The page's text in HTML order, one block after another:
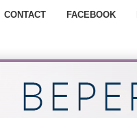
CONTACT FACEBOOK